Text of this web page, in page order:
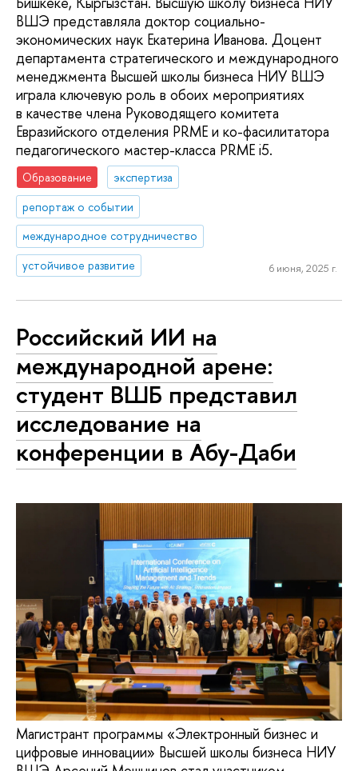
ВШЭ представляла доктор социально-
экономических наук Екатерина Иванова. Доцент
департамента стратегического и международного
менеджмента Высшей школы бизнеса НИУ ВШЭ
играла ключевую роль в обоих мероприятиях
в качестве члена Руководящего комитета
Евразийского отделения PRME и ко-фасилитатора
педагогического мастер-класса PRME i5.
Образование
экспертиза
репортаж о событии
международное сотрудничество
устойчивое развитие
6 июня, 2025 г.
Российский ИИ на
международной арене:
студент ВШБ представил
исследование на
конференции в Абу-Даби
Магистрант программы «Электронный бизнес и
цифровые инновации» Высшей школы бизнеса НИУ